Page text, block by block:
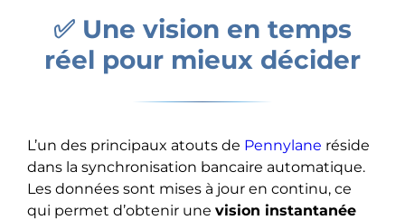
✅ Une vision en temps
réel pour mieux décider
L’un des principaux atouts de Pennylane réside
dans la synchronisation bancaire automatique.
Les données sont mises à jour en continu, ce
qui permet d’obtenir une vision instantanée